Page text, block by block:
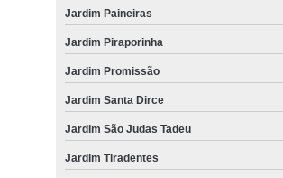
Jardim Paineiras
Jardim Piraporinha
Jardim Promissão
Jardim Santa Dirce
Jardim São Judas Tadeu
Jardim Tiradentes